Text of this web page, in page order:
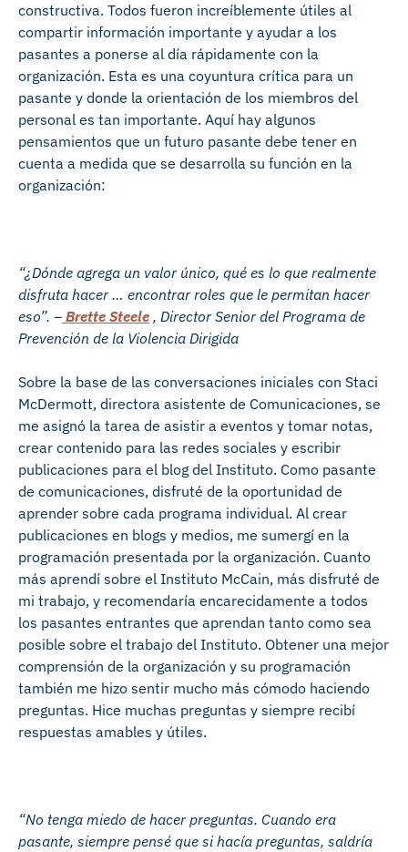
constructiva. Todos fueron increíblemente útiles al
compartir información importante y ayudar a los
pasantes a ponerse al día rápidamente con la
organización. Esta es una coyuntura crítica para un
pasante y donde la orientación de los miembros del
personal es tan importante. Aquí hay algunos
pensamientos que un futuro pasante debe tener en
cuenta a medida que se desarrolla su función en la
organización:
“¿Dónde agrega un valor único, qué es lo que realmente
disfruta hacer … encontrar roles que le permitan hacer
eso”. – Brette Steele , Director Senior del Programa de
Prevención de la Violencia Dirigida
Sobre la base de las conversaciones iniciales con Staci
McDermott, directora asistente de Comunicaciones, se
me asignó la tarea de asistir a eventos y tomar notas,
crear contenido para las redes sociales y escribir
publicaciones para el blog del Instituto. Como pasante
de comunicaciones, disfruté de la oportunidad de
aprender sobre cada programa individual. Al crear
publicaciones en blogs y medios, me sumergí en la
programación presentada por la organización. Cuanto
más aprendí sobre el Instituto McCain, más disfruté de
mi trabajo, y recomendaría encarecidamente a todos
los pasantes entrantes que aprendan tanto como sea
posible sobre el trabajo del Instituto. Obtener una mejor
comprensión de la organización y su programación
también me hizo sentir mucho más cómodo haciendo
preguntas. Hice muchas preguntas y siempre recibí
respuestas amables y útiles.
“No tenga miedo de hacer preguntas. Cuando era
pasante, siempre pensé que si hacía preguntas, saldría